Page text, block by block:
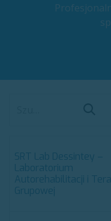
SRT Lab Dessintey –
Laboratorium
Autorehabilitacji i
Grupowej